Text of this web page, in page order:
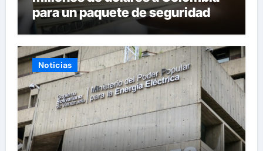
para un paquete de seguridad
Noticias